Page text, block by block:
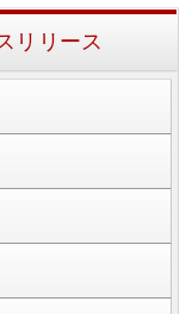
リリース